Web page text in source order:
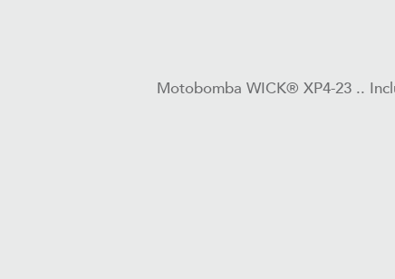
Motobomba WICK® XP4-23 ..